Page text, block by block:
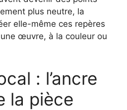
plus neutre, la
elle-même ces repères
œuvre, à la couleur ou
: l’ancre
la pièce